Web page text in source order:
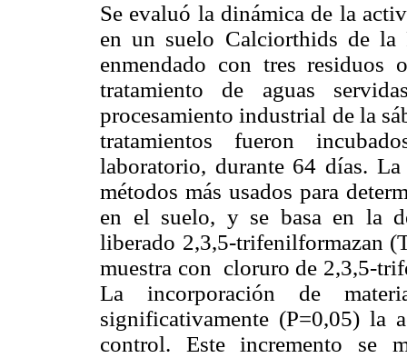
Se evaluó la dinámica de la
en un suelo Calciorthids de la
enmendado con tres residuos
tratamiento de aguas
procesamiento industrial de la
tratamientos fueron
laboratorio, durante 64 días.
métodos más usados para
en el suelo, y se basa en la
liberado 2,3,5-trifenilformazan
muestra con cloruro de 2,3,5-
La incorporación de
significativamente (P=0,05) la
control. Este incremento se